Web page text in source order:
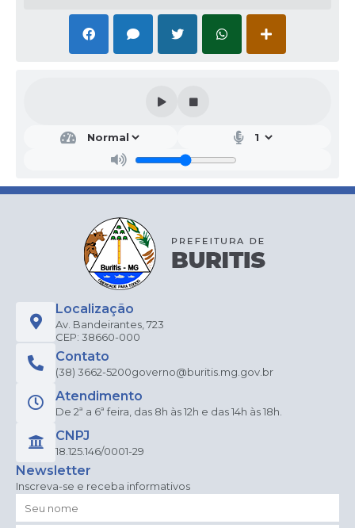
Localização
Av. Bandeirantes, 723
CEP: 38660-000
Contato
(38) 3662-5200governo@buritis.mg.gov.br
Atendimento
De 2ª a 6ª feira, das 8h às 12h e das 14h às 18h.
CNPJ
18.125.146/0001-29
Newsletter
Inscreva-se e receba informativos